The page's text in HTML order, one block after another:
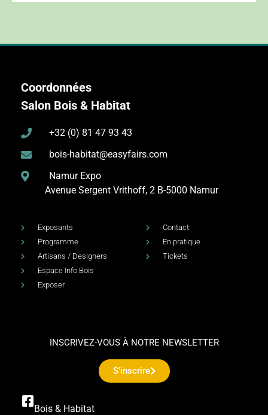
Coordonnées
Salon Bois & Habitat
+32 (0) 81 47 93 43
bois-habitat@easyfairs.com
Namur Expo
Avenue Sergent Vrithoff, 2 B-5000 Namur
Exposants
Programme
Artisans / Designers
Espace Info Bois
Exposer
Contact
En pratique
Tickets
INSCRIVEZ-VOUS À NOTRE NEWSLETTER
S'inscrire
Bois & Habitat